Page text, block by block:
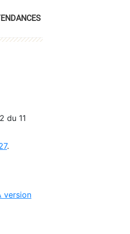
du 11
.
version